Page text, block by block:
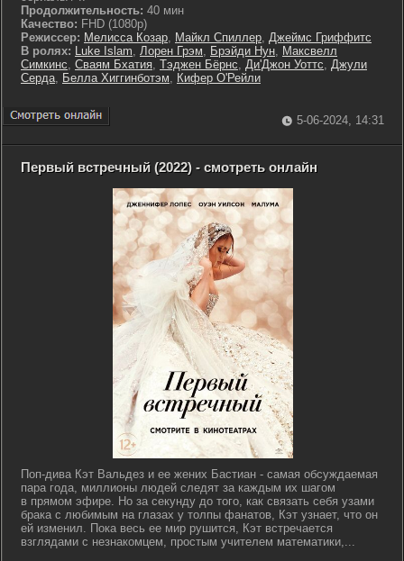
Продолжительность: 40 мин
Качество: FHD (1080p)
Режиссер: Мелисса Козар, Майкл Спиллер, Джеймс Гриффитс
В ролях: Luke Islam, Лорен Грэм, Брэйди Нун, Максвелл
Симкинс, Сваям Бхатия, Тэджен Бёрнс, Ди'Джон Уоттс, Джули
Серда, Белла Хиггинботэм, Кифер О'Рейли
5-06-2024, 14:31
Первый встречный (2022) - смотреть онлайн
Поп-дива Кэт Вальдез и ее жених Бастиан - самая обсуждаемая
пара года, миллионы людей следят за каждым их шагом
в прямом эфире. Но за секунду до того, как связать себя узами
брака с любимым на глазах у толпы фанатов, Кэт узнает, что он
ей изменил. Пока весь ее мир рушится, Кэт встречается
взглядами с незнакомцем, простым учителем математики,...